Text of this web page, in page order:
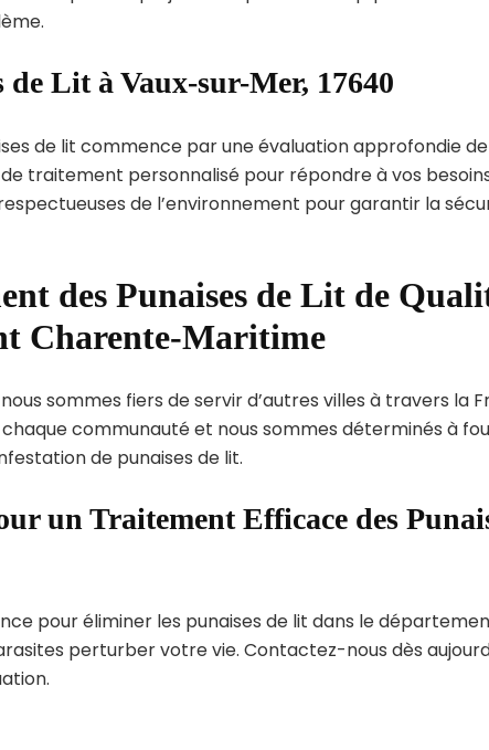
Lit à Vaux-sur-Mer, 17640
de lit commence par une évaluation approfondie
traitement personnalisé pour répondre à vos
de l’environnement pour garantir la
des Punaises de Lit de
Charente-Maritime
sommes fiers de servir d’autres villes à travers la
communauté et nous sommes déterminés à
de punaises de lit.
un Traitement Efficace des
pour éliminer les punaises de lit dans le
perturber votre vie. Contactez-nous dès